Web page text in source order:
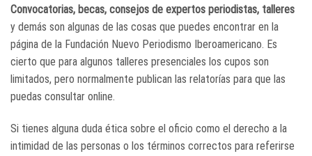
Convocatorias, becas, consejos de expertos periodistas, talleres
y demás son algunas de las cosas que puedes encontrar en la
página de la Fundación Nuevo Periodismo Iberoamericano. Es
cierto que para algunos talleres presenciales los cupos son
limitados, pero normalmente publican las relatorías para que las
puedas consultar online.
Si tienes alguna duda ética sobre el oficio como el derecho a la
intimidad de las personas o los términos correctos para referirse